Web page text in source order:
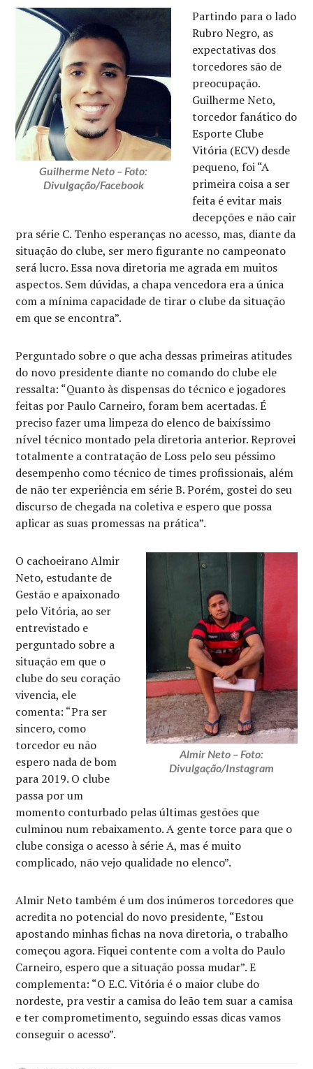
Guilherme Neto – Foto:
Divulgação/Facebook
Partindo para o lado
Rubro Negro, as
expectativas dos
torcedores são de
preocupação.
Guilherme Neto,
torcedor fanático do
Esporte Clube
Vitória (ECV) desde
pequeno, foi “A
primeira coisa a ser
feita é evitar mais
decepções e não cair
pra série C. Tenho esperanças no acesso, mas, diante da
situação do clube, ser mero figurante no campeonato
será lucro. Essa nova diretoria me agrada em muitos
aspectos. Sem dúvidas, a chapa vencedora era a única
com a mínima capacidade de tirar o clube da situação
em que se encontra”.
Perguntado sobre o que acha dessas primeiras atitudes
do novo presidente diante no comando do clube ele
ressalta: “Quanto às dispensas do técnico e jogadores
feitas por Paulo Carneiro, foram bem acertadas. É
preciso fazer uma limpeza do elenco de baixíssimo
nível técnico montado pela diretoria anterior. Reprovei
totalmente a contratação de Loss pelo seu péssimo
desempenho como técnico de times profissionais, além
de não ter experiência em série B. Porém, gostei do seu
discurso de chegada na coletiva e espero que possa
aplicar as suas promessas na prática”.
Almir Neto – Foto:
Divulgação/Instagram
O cachoeirano Almir
Neto, estudante de
Gestão e apaixonado
pelo Vitória, ao ser
entrevistado e
perguntado sobre a
situação em que o
clube do seu coração
vivencia, ele
comenta: “Pra ser
sincero, como
torcedor eu não
espero nada de bom
para 2019. O clube
passa por um
momento conturbado pelas últimas gestões que
culminou num rebaixamento. A gente torce para que o
clube consiga o acesso à série A, mas é muito
complicado, não vejo qualidade no elenco”.
Almir Neto também é um dos inúmeros torcedores que
acredita no potencial do novo presidente, “Estou
apostando minhas fichas na nova diretoria, o trabalho
começou agora. Fiquei contente com a volta do Paulo
Carneiro, espero que a situação possa mudar”. E
complementa: “O E.C. Vitória é o maior clube do
nordeste, pra vestir a camisa do leão tem suar a camisa
e ter comprometimento, seguindo essas dicas vamos
conseguir o acesso”.